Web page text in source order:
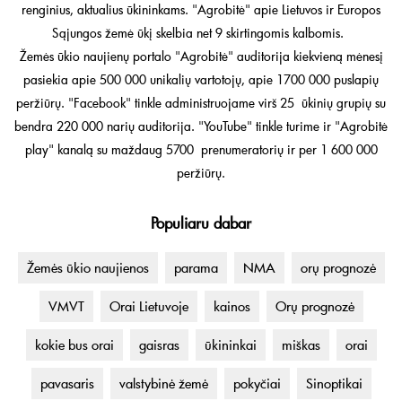
renginius, aktualius ūkininkams. "Agrobitė" apie Lietuvos ir Europos
Sąjungos žemė ūkį skelbia net 9 skirtingomis kalbomis.
Žemės ūkio naujienų portalo "Agrobitė" auditorija kiekvieną mėnesį
pasiekia apie 500 000 unikalių vartotojų, apie 1700 000 puslapių
peržiūrų. "Facebook" tinkle administruojame virš 25 ūkinių grupių su
bendra 220 000 narių auditorija. "YouTube" tinkle turime ir "Agrobitė
play" kanalą su maždaug 5700 prenumeratorių ir per 1 600 000
peržiūrų.
Populiaru dabar
Žemės ūkio naujienos parama NMA orų prognozė
VMVT Orai Lietuvoje kainos Orų prognozė
kokie bus orai gaisras ūkininkai miškas orai
pavasaris valstybinė žemė pokyčiai Sinoptikai